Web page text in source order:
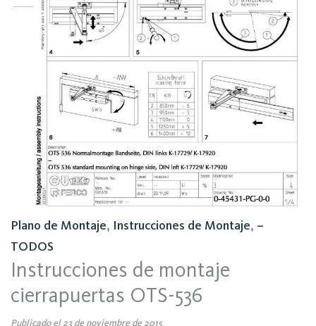
Plano de Montaje, Instrucciones de Montaje, –
TODOS
Instrucciones de montaje
cierrapuertas OTS-536
Publicado el 23 de noviembre de 2015